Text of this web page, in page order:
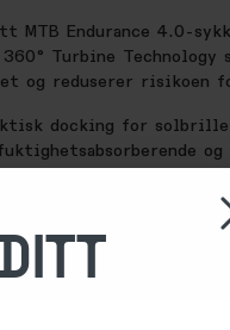
MTB Endurance 4.0-
Turbine Technology
og reduserer risikoen
docking for
in-molded
Fidlock magnetic closure
Eyewear docking port
air channels